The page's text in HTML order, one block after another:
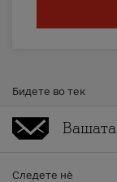
Бидете во тек
Следете нè